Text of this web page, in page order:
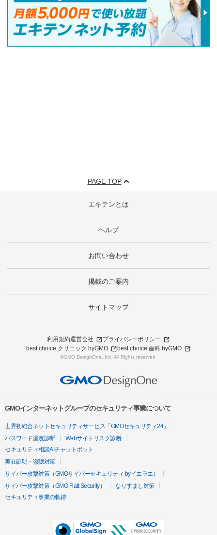
PAGE TOP
エキテンとは
ヘルプ
お問い合わせ
掲載のご案内
サイトマップ
利用規約運営会社
プライバシーポリシー
best choice クリニック byGMO
best choice 歯科 byGMO
©GMO DesignOne, Inc. All Rights reserved.
GMOインターネットグループのセキュリティ事業について
世界初総合ネットセキュリティサービス「GMOセキュリティ24」
パスワード漏洩診断
Webサイトリスク診断
セキュリティ相談AIチャットボット
実在証明・盗聴対策
サイバー攻撃対策（GMOサイバーセキュリティ byイエラエ）
サイバー攻撃対策（GMO Flatt Security）
なりすまし対策
セキュリティ事業の軌跡